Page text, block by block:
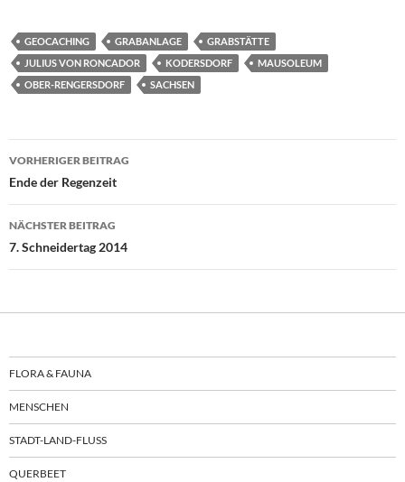
GEOCACHING GRABANLAGE
GRABSTÄTTE
JULIUS VON RONCADOR
KODERSDORF
MAUSOLEUM
OBER-RENGERSDORF
SACHSEN
Beitragsnavigation
VORHERIGER BEITRAG
Ende der Regenzeit
NÄCHSTER BEITRAG
7. Schneidertag 2014
FLORA & FAUNA
MENSCHEN
STADT-LAND-FLUSS
QUERBEET